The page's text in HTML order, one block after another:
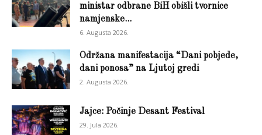
ministar odbrane BiH obišli tvornice
namjenske...
6. Augusta 2026.
Održana manifestacija “Dani pobjede,
dani ponosa” na Ljutoj gredi
2. Augusta 2026.
Jajce: Počinje Desant Festival
29. Jula 2026.